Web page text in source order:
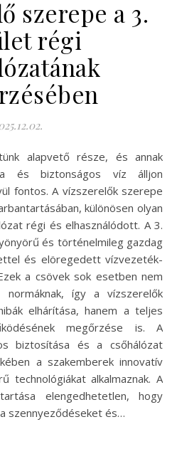
szerepe a 3.
régi
és biztonságos víz álljon
fontos. A vízszerelők szerepe
különösen olyan
régi és elhasználódott. A 3.
és történelmileg gazdag
és elöregedett vízvezeték-
a csövek sok esetben nem
így a vízszerelők
elhárítása, hanem a teljes
megőrzése is. A
biztosítása és a csőhálózat
a szakemberek innovatív
technológiákat alkalmaznak. A
elengedhetetlen, hogy
szennyeződéseket és…